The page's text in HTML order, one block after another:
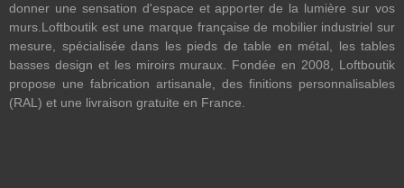
donner une sensation d'espace et apporter de la lumière sur vos
murs.Loftboutik est une marque française de mobilier industriel sur
mesure, spécialisée dans les pieds de table en métal, les tables
basses design et les miroirs muraux. Fondée en 2008, Loftboutik
propose une fabrication artisanale, des finitions personnalisables
(RAL) et une livraison gratuite en France.